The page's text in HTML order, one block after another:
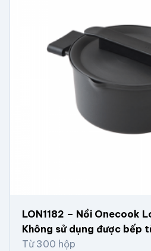
LON1182 – Nồi Onecook
Không sử dụng được bếp
Từ 300 hộp